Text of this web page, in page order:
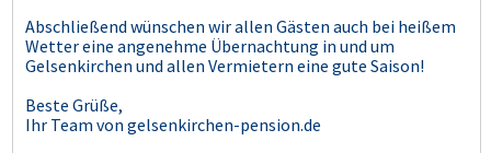
Abschließend wünschen wir allen Gästen auch bei heißem
Wetter eine angenehme Übernachtung in und um
Gelsenkirchen und allen Vermietern eine gute Saison!
Beste Grüße,
Ihr Team von gelsenkirchen-pension.de